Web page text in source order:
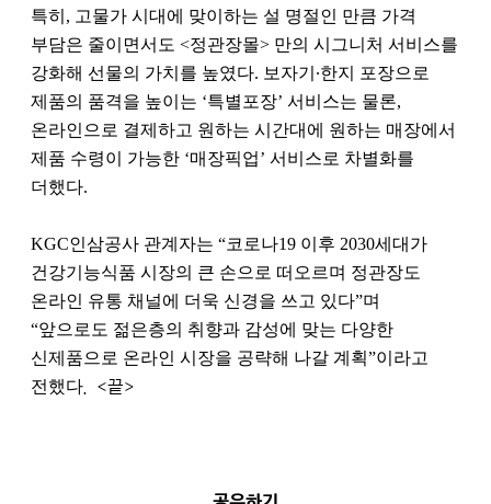
특히, 고물가 시대에 맞이하는 설 명절인 만큼 가격
부담은 줄이면서도 <정관장몰> 만의 시그니처 서비스를
강화해 선물의 가치를 높였다. 보자기∙한지 포장으로
제품의 품격을 높이는 ‘특별포장’ 서비스는 물론,
온라인으로 결제하고 원하는 시간대에 원하는 매장에서
제품 수령이 가능한 ‘매장픽업’ 서비스로 차별화를
더했다.
KGC인삼공사 관계자는 “코로나19 이후 2030세대가
건강기능식품 시장의 큰 손으로 떠오르며 정관장도
온라인 유통 채널에 더욱 신경을 쓰고 있다”며
“앞으로도 젊은층의 취향과 감성에 맞는 다양한
신제품으로 온라인 시장을 공략해 나갈 계획”이라고
전했다 . <끝>